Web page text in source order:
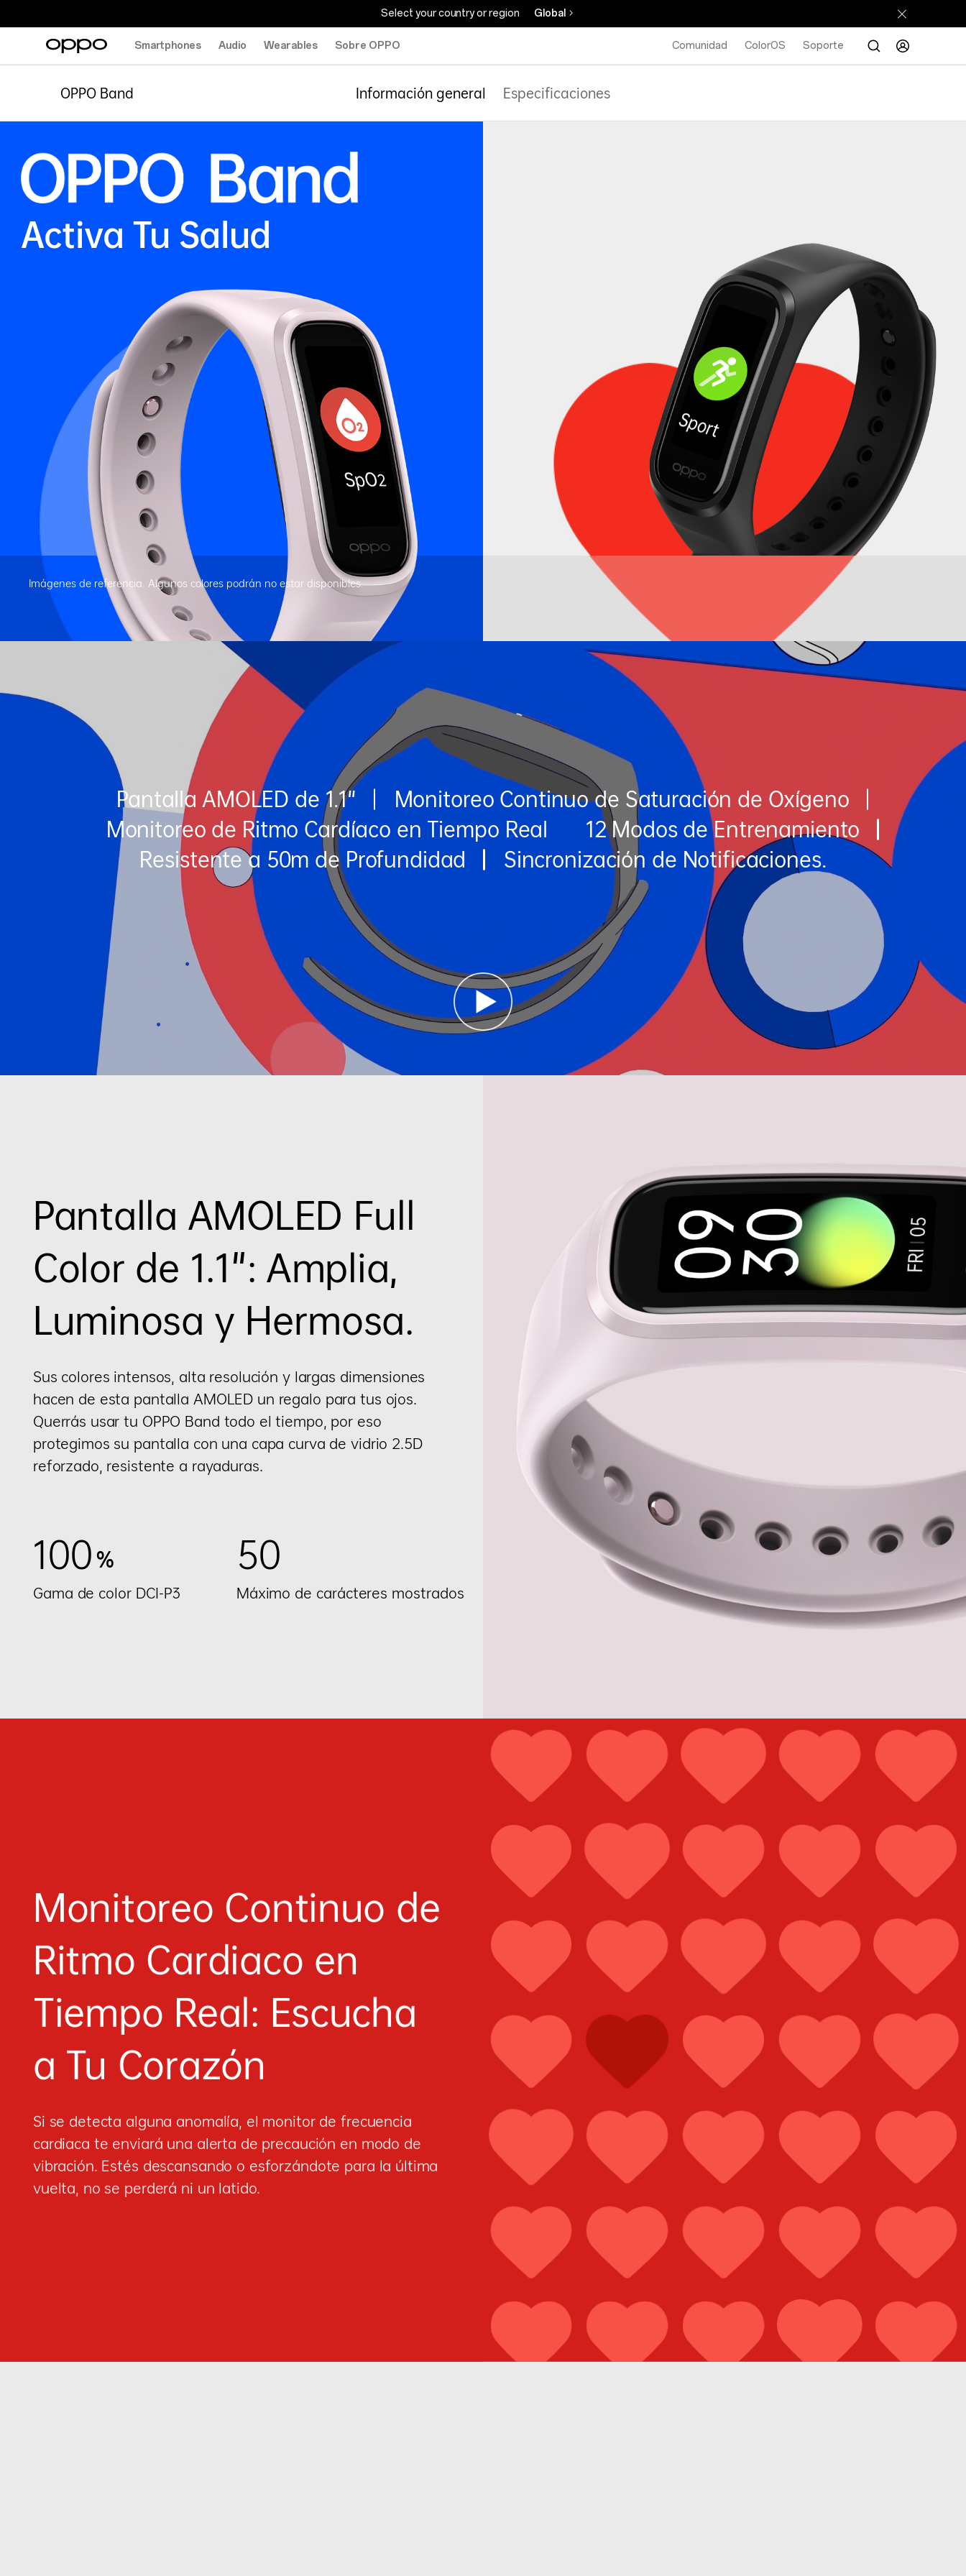
Select your country or region Global
Smartphones Audio Wearables Sobre OPPO Comunidad ColorOS Soporte
OPPO Band Información general Especificaciones
Activa Tu Salud
Imágenes de referencia. Algunos colores podrán no estar disponibles.
Pantalla AMOLED de 1.1"
Monitoreo Continuo de Saturación de Oxígeno
Monitoreo de Ritmo Cardíaco en Tiempo Real
12 Modos de Entrenamiento
Resistente a 50m de Profundidad
Sincronización de Notificaciones.
Pantalla AMOLED Full
Color de 1.1": Amplia,
Luminosa y Hermosa.
Sus colores intensos, alta resolución y largas dimensiones
hacen de esta pantalla AMOLED un regalo para tus ojos.
Querrás usar tu OPPO Band todo el tiempo, por eso
protegimos su pantalla con una capa curva de vidrio 2.5D
reforzado, resistente a rayaduras.
100 %
Gama de color DCI-P3
50
Máximo de carácteres mostrados
Monitoreo Continuo de
Saturación de
Oxígeno:
Guardian de
Sueño Constante
El sensor de Saturación de Oxígeno rastrea la variación de
los niveles de oxígeno en tu Sangre para ser monitoreados
mientras duermes, así como tus registros de etapas de
sueño. Mejor descanso por la noche, listos para iniciar el día
con energía¹.
Monitoreo Continuo de
Ritmo Cardiaco en
Tiempo Real: Escucha
a Tu Corazón
Si se detecta alguna anomalía, el monitor de frecuencia
cardiaca te enviará una alerta de precaución en modo de
vibración. Estés descansando o esforzándote para la última
vuelta, no se perderá ni un latido.